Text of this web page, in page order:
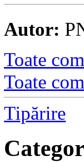
Autor:
Toate
Toate
Tipărire